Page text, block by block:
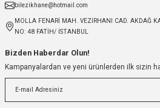
bilezikhane@hotmail.com
MOLLA FENARİ MAH. VEZİRHANI CAD. AKDAĞ
NO: 48 FATİH/ İSTANBUL
Bizden Haberdar Olun!
Kampanyalardan ve yeni ürünlerden ilk sizin